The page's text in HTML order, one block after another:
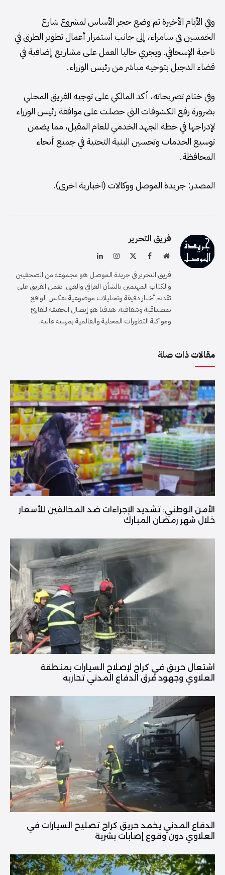
وفي الأيام الأخيرة تم وضع حجر الأساس لمشروع شارع
الخمسين في سامراء، إلى جانب استمرار أعمال تطوير الطرق في
ناحية الإسحاقي. ويجري حاليا العمل على مشاريع إضافية في
قضاء الدجيل بتوجيه مباشر من رئيس الوزراء.
وفي ختام تصريحاته، أكد المالكي على توجيه الفريق المحلي
بضرورة رفع الكشوفات التي حصلت على موافقة رئيس الوزراء
لإدراجها في خطة الجهد الخدمي للعام المقبل، مما يضمن
توسيع الخدمات وتحسين البنية التحتية في جميع أنحاء
المحافظة.
المصدر: جريدة الموصل ووكالات (اخبارية اخرى).
فريق التحرير
موقعفيسبوك الانستغرام
لينكدإن
فريق التحرير في جريدة الموصل هو مجموعة من الصحفيين
والكتاب المهتمين بالشأن العراقي والعربي. يعمل الفريق على
تقديم أخبار دقيقة وتحليلات موضوعية تعكس الواقع
بمصداقية وشفافية. هدفنا هو إيصال الحقيقة للقارئ
ومواكبة التطورات المحلية والعالمية بمهنية عالية.
مقالات ذات صلة
الأمن الوطني: تشديد الإجراءات ضد المخالفين للأسعار
خلال شهر رمضان المبارك
اشتعال حريق في كراج لإصلاح السيارات بمنطقة
العلاوي وجهود فرق الدفاع المدني تحاربه
الدفاع المدني يخمد حريق كراج تصليح السيارات في
العلاوي دون وقوع إصابات بشرية